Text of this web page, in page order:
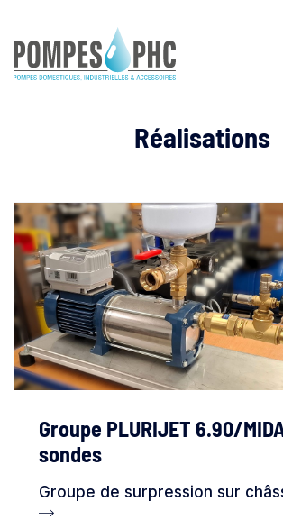
Réalisations
Groupe PLURIJET 6.90/
sondes